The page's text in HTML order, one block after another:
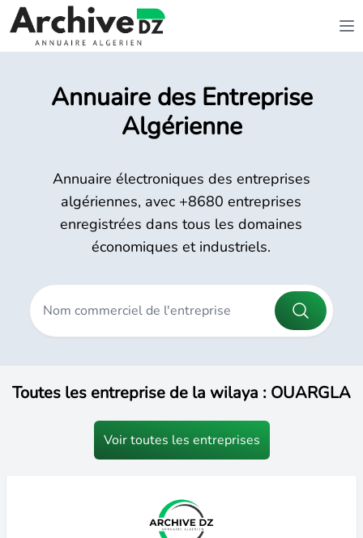
Annuaire des Entreprise
Algérienne
Annuaire électroniques des entreprises
algériennes, avec +8680 entreprises
enregistrées dans tous les domaines
économiques et industriels.
Toutes les entreprise de la wilaya : OUARGLA
Voir toutes les entreprises